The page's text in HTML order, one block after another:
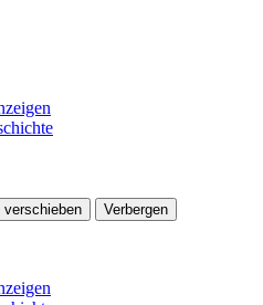
Verbergen